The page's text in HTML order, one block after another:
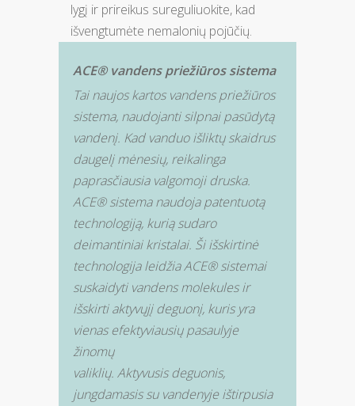
lygį ir prireikus sureguliuokite, kad
išvengtumėte nemalonių pojūčių.
ACE® vandens priežiūros sistema
Tai naujos kartos vandens priežiūros
sistema, naudojanti silpnai pasūdytą
vandenį. Kad vanduo išliktų skaidrus
daugelį mėnesių, reikalinga
paprasčiausia valgomoji druska.
ACE® sistema naudoja patentuotą
technologiją, kurią sudaro
deimantiniai kristalai. Ši išskirtinė
technologija leidžia ACE® sistemai
suskaidyti vandens molekules ir
išskirti aktyvųjį deguonį, kuris yra
vienas efektyviausių pasaulyje
žinomų
valiklių. Aktyvusis deguonis,
jungdamasis su vandenyje ištirpusia